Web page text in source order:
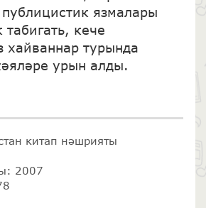
язмалары
кече
хайваннар турында
урын алды.
китап нәшрияты
2007